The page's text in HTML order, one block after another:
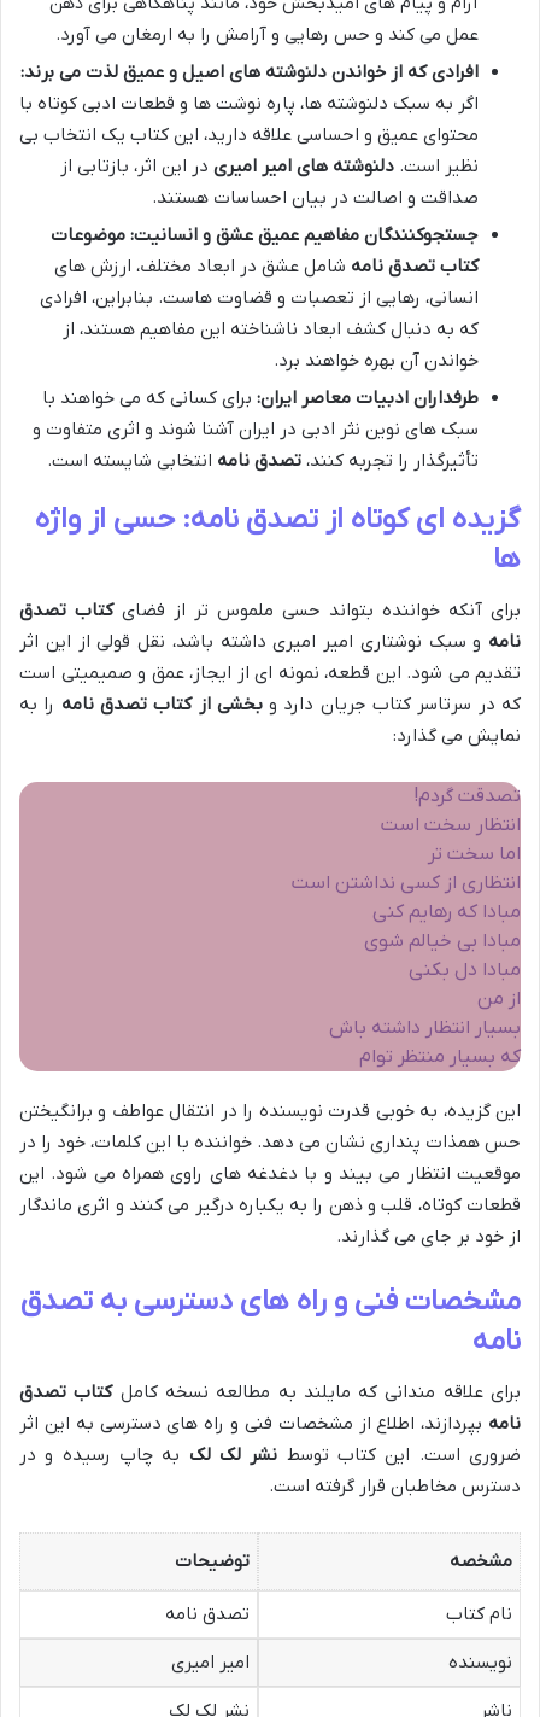
عمل می کند و حس رهایی و آرامش را به ارمغان می آورد.
افرادی که از خواندن دلنوشته های اصیل و عمیق لذت می برند:
اگر به سبک دلنوشته ها، پاره نوشت ها و قطعات ادبی کوتاه با
محتوای عمیق و احساسی علاقه دارید، این کتاب یک انتخاب بی
نظیر است. دلنوشته های امیر امیری در این اثر، بازتابی از
صداقت و اصالت در بیان احساسات هستند.
جستجوکنندگان مفاهیم عمیق عشق و انسانیت: موضوعات
کتاب تصدق نامه شامل عشق در ابعاد مختلف، ارزش های
انسانی، رهایی از تعصبات و قضاوت هاست. بنابراین، افرادی
که به دنبال کشف ابعاد ناشناخته این مفاهیم هستند، از
خواندن آن بهره خواهند برد.
طرفداران ادبیات معاصر ایران: برای کسانی که می خواهند با
سبک های نوین نثر ادبی در ایران آشنا شوند و اثری متفاوت و
تأثیرگذار را تجربه کنند، تصدق نامه انتخابی شایسته است.
گزیده ای کوتاه از تصدق نامه: حسی از واژه
ها
برای آنکه خواننده بتواند حسی ملموس تر از فضایکتاب تصدق
نامه و سبک نوشتاری امیر امیری داشته باشد، نقل قولی از این اثر
تقدیم می شود. این قطعه، نمونه ای از ایجاز، عمق و صمیمیتی است
که در سرتاسر کتاب جریان دارد وبخشی از کتاب تصدق نامه را به
نمایش می گذارد:
تصدقت گردم!
انتظار سخت است
اما سخت تر
انتظاری از کسی نداشتن است
مبادا که رهایم کنی
مبادا بی خیالم شوی
مبادا دل بکنی
از من
بسیار انتظار داشته باش
که بسیار منتظر توام
این گزیده، به خوبی قدرت نویسنده را در انتقال عواطف و برانگیختن
حس همذات پنداری نشان می دهد. خواننده با این کلمات، خود را در
موقعیت انتظار می بیند و با دغدغه های راوی همراه می شود. این
قطعات کوتاه، قلب و ذهن را به یکباره درگیر می کنند و اثری ماندگار
از خود بر جای می گذارند.
مشخصات فنی و راه های دسترسی به تصدق
نامه
برای علاقه مندانی که مایلند به مطالعه نسخه کاملکتاب تصدق
نامه بپردازند، اطلاع از مشخصات فنی و راه های دسترسی به این اثر
ضروری است. این کتاب توسط نشر لک لک به چاپ رسیده و در
دسترس مخاطبان قرار گرفته است.
مشخصه توضیحات
نام کتاب
تصدق نامه
نویسنده
امیر امیری
ناشر
نشر لک لک